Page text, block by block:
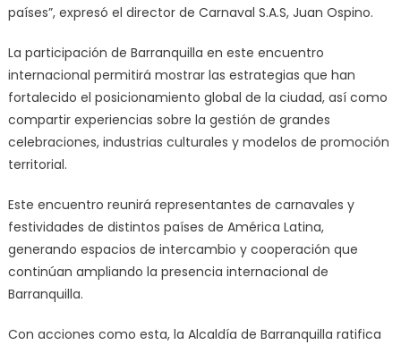
países”, expresó el director de Carnaval S.A.S, Juan Ospino.
La participación de Barranquilla en este encuentro
internacional permitirá mostrar las estrategias que han
fortalecido el posicionamiento global de la ciudad, así como
compartir experiencias sobre la gestión de grandes
celebraciones, industrias culturales y modelos de promoción
territorial.
Este encuentro reunirá representantes de carnavales y
festividades de distintos países de América Latina,
generando espacios de intercambio y cooperación que
continúan ampliando la presencia internacional de
Barranquilla.
Con acciones como esta, la Alcaldía de Barranquilla ratifica